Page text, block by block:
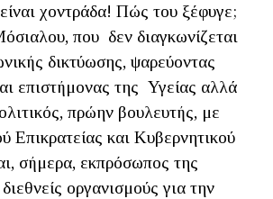
χοντράδα! Πώς του ξέφυγε;
που δεν διαγκωνίζεται
δικτύωσης, ψαρεύοντας
επιστήμονας της Υγείας αλλά
πρώην βουλευτής, με
Επικρατείας και Κυβερνητικού
σήμερα, εκπρόσωπος της
οργανισμούς για την